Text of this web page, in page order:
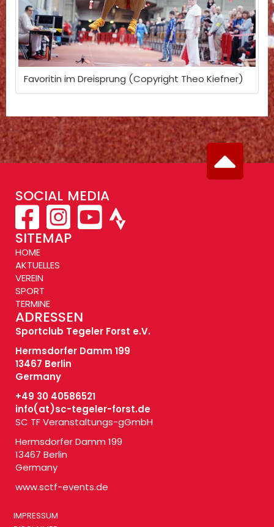
Favoritin im Dreisprung (Copyright Theo Kiefner)
SOCIAL MEDIA
SITEMAP
HOME
AKTUELLES
VEREIN
SPORT
TERMINE
ADRESSEN
Sportclub Tegeler Forst e.V.
Hermsdorfer Damm 199
13467 Berlin
Germany
+49 30 40586521
info(at)sc-tegeler-forst.de
SC TF Veranstaltungs-gGmbH
Hermsdorfer Damm 199
13467 Berlin
Germany
www.sctf-events.de
IMPRESSUM